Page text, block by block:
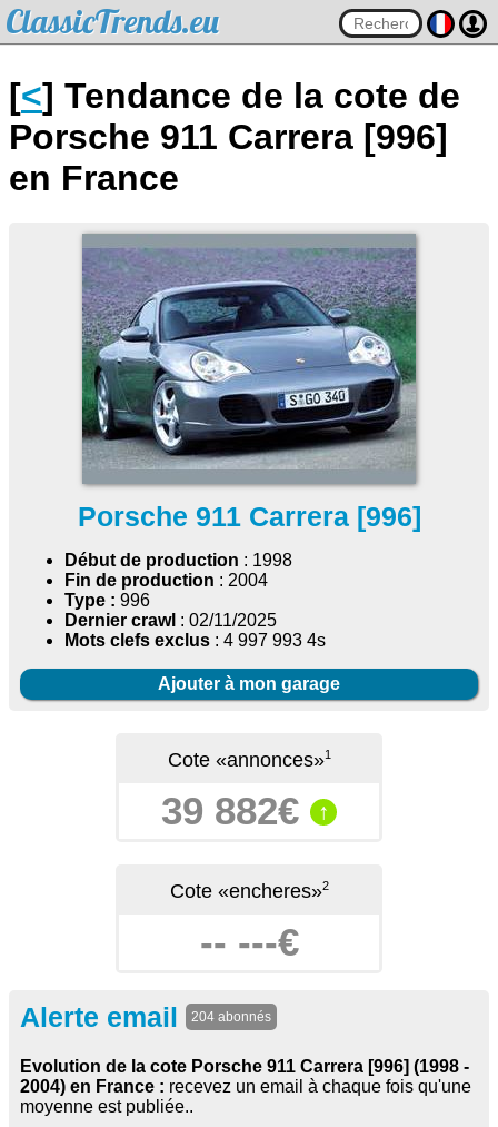
ClassicTrends.eu
[<] Tendance de la cote de
Porsche 911 Carrera [996]
en France
Porsche 911 Carrera [996]
Début de production : 1998
Fin de production : 2004
Type : 996
Dernier crawl : 02/11/2025
Mots clefs exclus : 4 997 993 4s
Ajouter à mon garage
Cote «annonces»1
39 882€ ↑
Cote «encheres»2
-- ---€
Alerte email 204 abonnés
Evolution de la cote Porsche 911 Carrera [996] (1998 -
2004) en France : recevez un email à chaque fois qu'une
moyenne est publiée..